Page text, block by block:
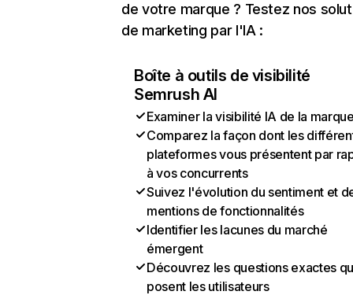
de votre marque ? Testez nos
de marketing par l'IA :
Boîte à outils de visibilité
Semrush AI
Examiner la visibilité IA de la
Comparez la façon dont les
plateformes vous présentent par
à vos concurrents
Suivez l'évolution du sentiment et
mentions de fonctionnalités
Identifier les lacunes du marché
émergent
Découvrez les questions exactes
posent les utilisateurs